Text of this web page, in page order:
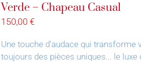
Verde – Chapeau Casual
150,00 €
Une touche d'audace qui transforme
toujours des pièces uniques... le